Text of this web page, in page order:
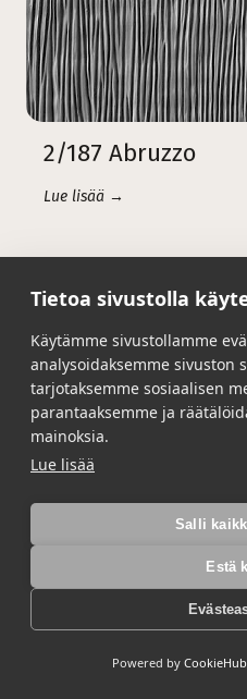
Tietoa sivustolla
Käytämme sivustollamme
analysoidaksemme sivuston
tarjotaksemme sosiaalisen
parantaaksemme ja
mainoksia.
Lue lisää
Salli
Estä
Powered by
2/187 Abruzzo
Lue lisää →